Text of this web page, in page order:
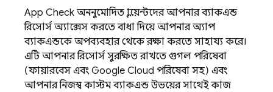
App Check অননুমোদিত ক্লায়েন্টদের আপনার ব্যাকএন্ড
রিসোর্স অ্যাক্সেস করতে বাধা দিয়ে আপনার অ্যাপ
ব্যাকএন্ডকে অপব্যবহার থেকে রক্ষা করতে সাহায্য করে।
এটি আপনার রিসোর্স সুরক্ষিত রাখতে গুগল পরিষেবা
(ফায়ারবেস এবং Google Cloud পরিষেবা সহ) এবং
আপনার নিজস্ব কাস্টম ব্যাকএন্ড উভয়ের সাথেই কাজ